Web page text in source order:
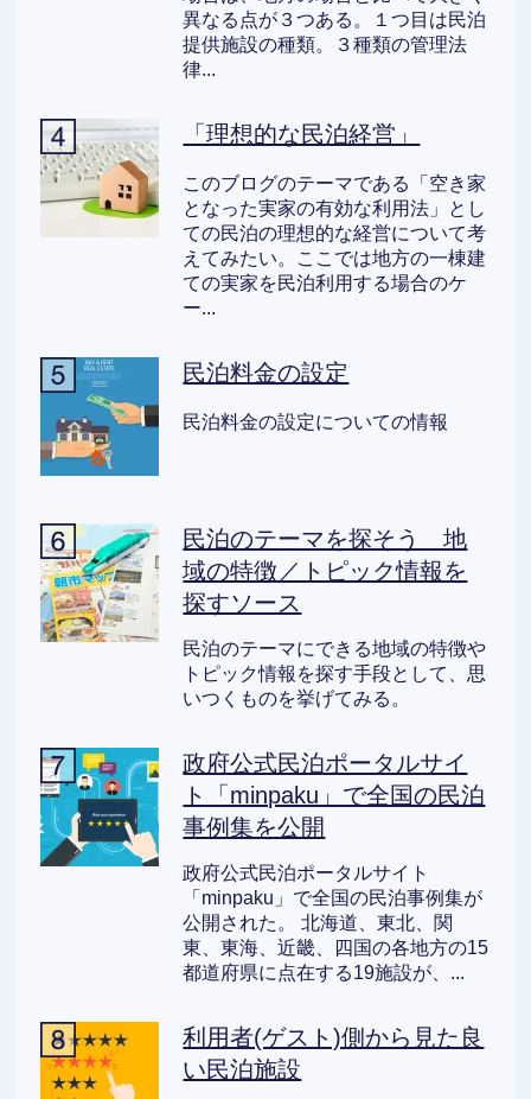
異なる点が３つある。１つ目は民泊
提供施設の種類。３種類の管理法
律...
「理想的な民泊経営」
このブログのテーマである「空き家
となった実家の有効な利用法」とし
ての民泊の理想的な経営について考
えてみたい。ここでは地方の一棟建
ての実家を民泊利用する場合のケ
ー...
民泊料金の設定
民泊料金の設定についての情報
民泊のテーマを探そう 地
域の特徴／トピック情報を
探すソース
民泊のテーマにできる地域の特徴や
トピック情報を探す手段として、思
いつくものを挙げてみる。
政府公式民泊ポータルサイ
ト「minpaku」で全国の民泊
事例集を公開
政府公式民泊ポータルサイト
「minpaku」で全国の民泊事例集が
公開された。 北海道、東北、関
東、東海、近畿、四国の各地方の15
都道府県に点在する19施設が、...
利用者(ゲスト)側から見た良
い民泊施設